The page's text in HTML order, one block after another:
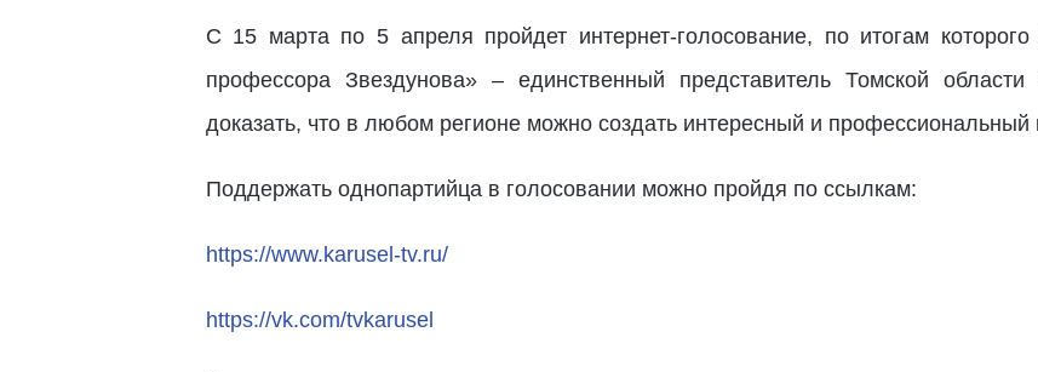
С 15 марта по 5 апреля пройдет интернет-голосование, по итогам
профессора Звездунова» – единственный представитель Томской
доказать, что в любом регионе можно создать интересный и профессиональный
Поддержать однопартийца в голосовании можно пройдя по ссылкам:
https://www.karusel-tv.ru/
https://vk.com/tvkarusel